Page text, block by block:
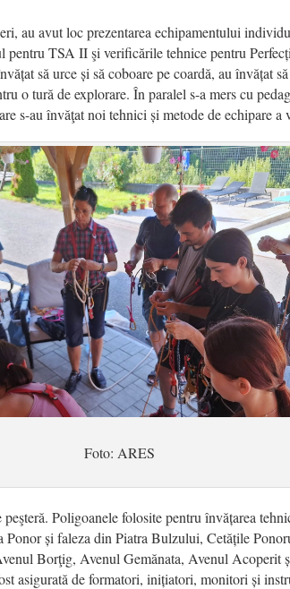
au avut loc prezentarea echipamentului
pentru TSA II şi verificările tehnice pentru
să urce și să coboare pe coardă, au învățat
o tură de explorare. În paralel s-a mers cu
s-au învăţat noi tehnici și metode de echipare a
Foto: ARES
Poligoanele folosite pentru învățarea
Ponor și faleza din Piatra Bulzului, Cetățile
Borţig, Avenul Gemănata, Avenul Acoperit
asigurată de formatori, inițiatori, monitori și